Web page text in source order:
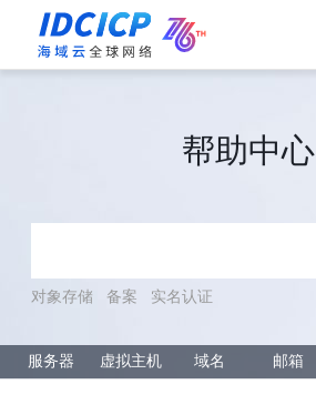
帮助中心
对象存储 备案 实名认证
服务器 虚拟主机 域名 邮箱